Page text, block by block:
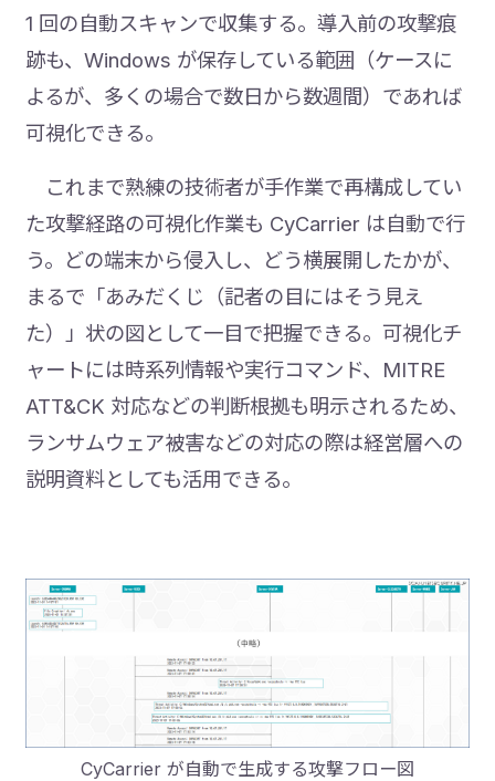
1 回の自動スキャンで収集する。導入前の攻撃痕
跡も、Windows が保存している範囲（ケースに
よるが、多くの場合で数日から数週間）であれば
可視化できる。
これまで熟練の技術者が手作業で再構成してい
た攻撃経路の可視化作業も CyCarrier は自動で行
う。どの端末から侵入し、どう横展開したかが、
まるで「あみだくじ（記者の目にはそう見え
た）」状の図として一目で把握できる。可視化チ
ャートには時系列情報や実行コマンド、MITRE
ATT&CK 対応などの判断根拠も明示されるため、
ランサムウェア被害などの対応の際は経営層への
説明資料としても活用できる。
CyCarrier が自動で生成する攻撃フロー図